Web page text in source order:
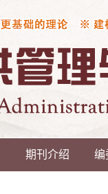
期刊介绍 编